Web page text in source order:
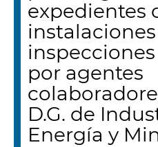
expedientes
por agentes
D.G. de
Energía y